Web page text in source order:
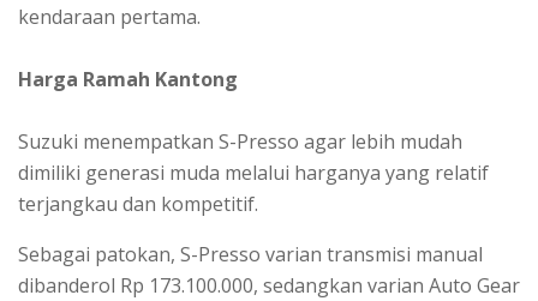
kendaraan pertama.
Harga Ramah Kantong
Suzuki menempatkan S-Presso agar lebih mudah
dimiliki generasi muda melalui harganya yang relatif
terjangkau dan kompetitif.
Sebagai patokan, S-Presso varian transmisi manual
dibanderol Rp 173.100.000, sedangkan varian Auto Gear